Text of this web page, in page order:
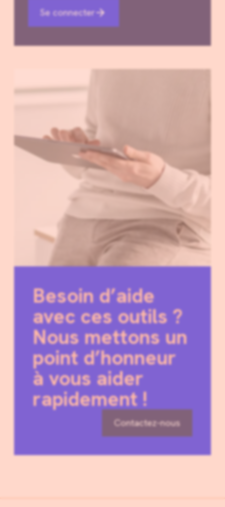
Se connecter
Besoin d’aide
avec ces outils ?
Nous mettons un
point d’honneur
à vous aider
rapidement !
Contactez-nous